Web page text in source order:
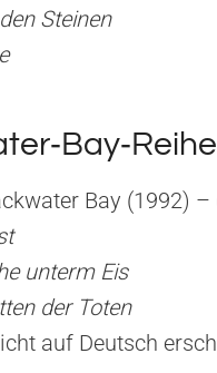
Steinen
Bay (1992) –
unterm Eis
der Toten
auf Deutsch